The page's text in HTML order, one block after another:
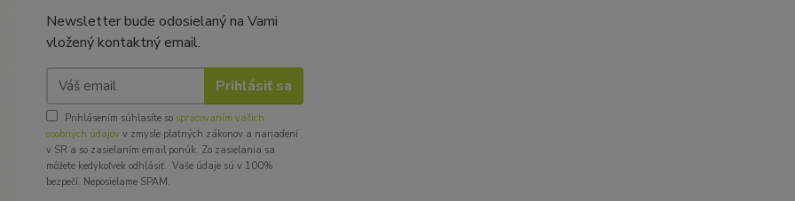
Newsletter bude odosielaný na Vami
vložený kontaktný email.
Prihlásiť sa
Prihlásením súhlasíte so spracovaním vašich
osobných údajov v zmysle platných zákonov a nariadení
v SR a so zasielaním email ponúk. Zo zasielania sa
môžete kedykoľvek odhlásiť. Vaše údaje sú v 100%
bezpečí. Neposielame SPAM.